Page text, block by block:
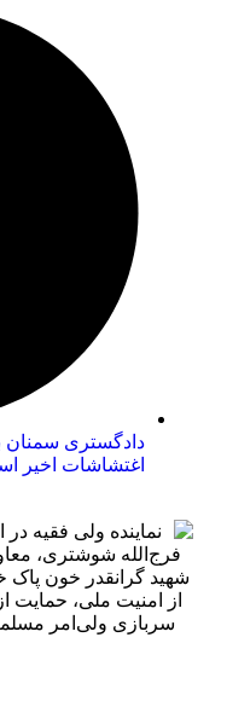
دادگستری سمنان با جدیت
اغتشاشات اخیر است